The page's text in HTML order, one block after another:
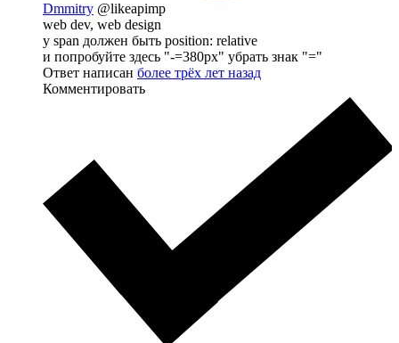
Dmmitry @likeapimp
web dev, web design
у span должен быть position: relative
и попробуйте здесь "-=380px" убрать знак "="
Ответ написан более трёх лет назад
Комментировать